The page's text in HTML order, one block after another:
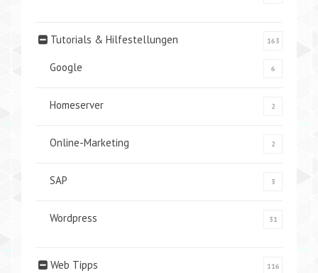
Tutorials & Hilfestellungen 163
Google 6
Homeserver 2
Online-Marketing 2
SAP 3
Wordpress 31
Web Tipps 116